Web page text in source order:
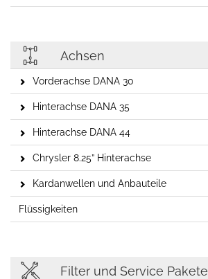
Achsen
Vorderachse DANA 30
Hinterachse DANA 35
Hinterachse DANA 44
Chrysler 8.25” Hinterachse
Kardanwellen und Anbauteile
Flüssigkeiten
Filter und Service Pakete